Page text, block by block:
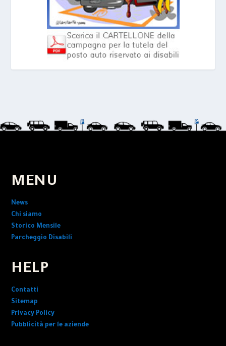
MENU
News
Chi siamo
Storico Mensile
Parcheggio Disabili
HELP
Contatti
Sitemap
Privacy Policy
Pubblicità per le aziende